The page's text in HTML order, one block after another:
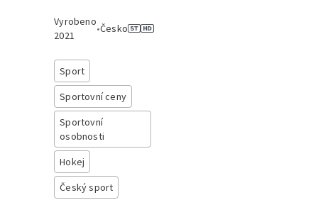
Vyrobeno
2021
•Česko
Sport
Sportovní ceny
Sportovní
osobnosti
Hokej
Český sport